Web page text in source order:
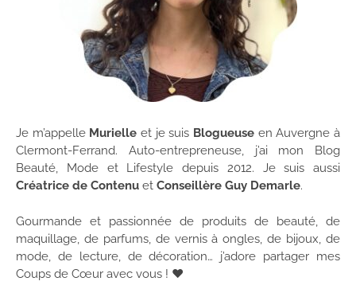
Je m’appelle Murielle et je suis Blogueuse en Auvergne à
Clermont-Ferrand. Auto-entrepreneuse, j’ai mon Blog
Beauté, Mode et Lifestyle depuis 2012. Je suis aussi
Créatrice de Contenu et Conseillère Guy Demarle.
Gourmande et passionnée de produits de beauté, de
maquillage, de parfums, de vernis à ongles, de bijoux, de
mode, de lecture, de décoration… j’adore partager mes
Coups de Cœur avec vous ! ♥